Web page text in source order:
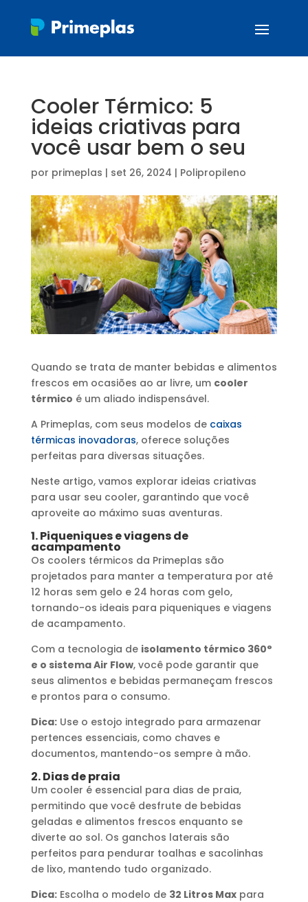
Cooler Térmico: 5
ideias criativas para
você usar bem o seu
por primeplas | set 26, 2024 | Polipropileno
Quando se trata de manter bebidas e alimentos
frescos em ocasiões ao ar livre, um cooler
térmico é um aliado indispensável.
A Primeplas, com seus modelos de caixas
térmicas inovadoras, oferece soluções
perfeitas para diversas situações.
Neste artigo, vamos explorar ideias criativas
para usar seu cooler, garantindo que você
aproveite ao máximo suas aventuras.
1. Piqueniques e viagens de
acampamento
Os coolers térmicos da Primeplas são
projetados para manter a temperatura por até
12 horas sem gelo e 24 horas com gelo,
tornando-os ideais para piqueniques e viagens
de acampamento.
Com a tecnologia de isolamento térmico 360°
e o sistema Air Flow, você pode garantir que
seus alimentos e bebidas permaneçam frescos
e prontos para o consumo.
Dica:Use o estojo integrado para armazenar
pertences essenciais, como chaves e
documentos, mantendo-os sempre à mão.
2. Dias de praia
Um cooler é essencial para dias de praia,
permitindo que você desfrute de bebidas
geladas e alimentos frescos enquanto se
diverte ao sol. Os ganchos laterais são
perfeitos para pendurar toalhas e sacolinhas
de lixo, mantendo tudo organizado.
Dica:Escolha o modelo de 32 Litros Maxpara